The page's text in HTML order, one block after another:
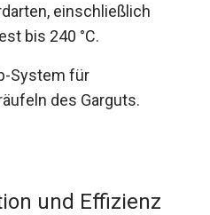
einschließlich
bis 240 °C.
System für
des Garguts.
und Effizienz